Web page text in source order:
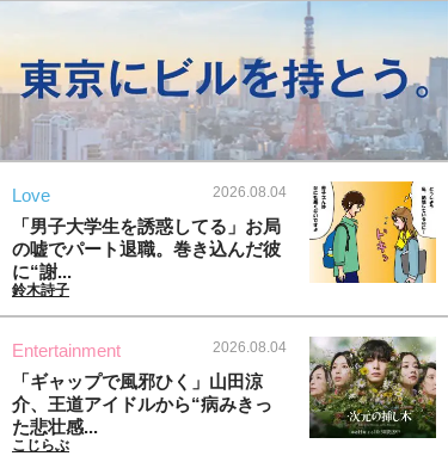
Love 2026.08.04
「男子大学生を誘惑してる」お局
の嘘でパート退職。巻き込んだ彼
に“謝...
鈴木詩子
Entertainment 2026.08.04
「ギャップで風邪ひく」山田涼
介、王道アイドルから“病みきっ
た悲壮感...
こじらぶ